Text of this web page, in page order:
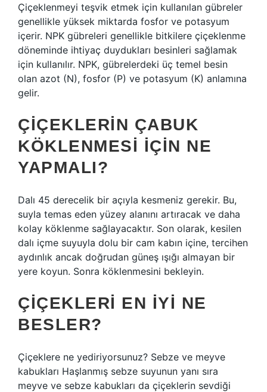
Çiçeklenmeyi teşvik etmek için kullanılan gübreler
genellikle yüksek miktarda fosfor ve potasyum
içerir. NPK gübreleri genellikle bitkilere çiçeklenme
döneminde ihtiyaç duydukları besinleri sağlamak
için kullanılır. NPK, gübrelerdeki üç temel besin
olan azot (N), fosfor (P) ve potasyum (K) anlamına
gelir.
ÇIÇEKLERIN ÇABUK
KÖKLENMESI IÇIN NE
YAPMALI?
Dalı 45 derecelik bir açıyla kesmeniz gerekir. Bu,
suyla temas eden yüzey alanını artıracak ve daha
kolay köklenme sağlayacaktır. Son olarak, kesilen
dalı içme suyuyla dolu bir cam kabın içine, tercihen
aydınlık ancak doğrudan güneş ışığı almayan bir
yere koyun. Sonra köklenmesini bekleyin.
ÇIÇEKLERI EN IYI NE
BESLER?
Çiçeklere ne yediriyorsunuz? Sebze ve meyve
kabukları Haşlanmış sebze suyunun yanı sıra
meyve ve sebze kabukları da çiçeklerin sevdiği